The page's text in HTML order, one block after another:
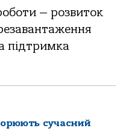
— розвиток
підтримка
сучасний